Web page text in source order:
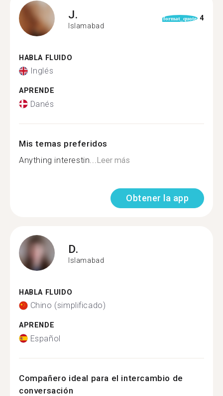
J.
Islamabad
format_quote 4
HABLA FLUIDO
Inglés
APRENDE
Danés
Mis temas preferidos
Anything interestin... Leer más
Obtener la app
D.
Islamabad
HABLA FLUIDO
Chino (simplificado)
APRENDE
Español
Compañero ideal para el intercambio de
conversación